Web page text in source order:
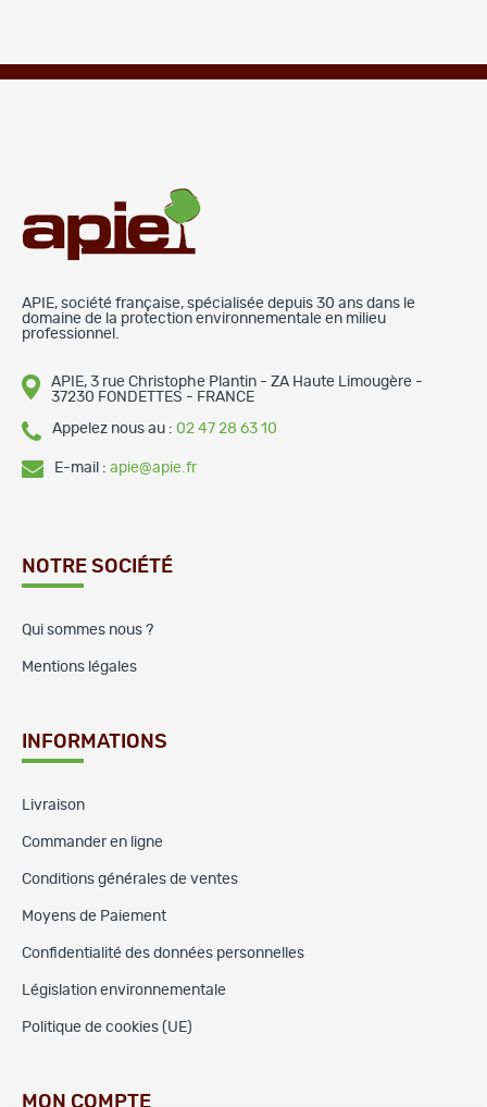
APIE, société française, spécialisée depuis 30 ans dans le
domaine de la protection environnementale en milieu
professionnel.
APIE, 3 rue Christophe Plantin - ZA Haute Limougère -
37230 FONDETTES - FRANCE
Appelez nous au : 02 47 28 63 10
E-mail : apie@apie.fr
NOTRE SOCIÉTÉ
Qui sommes nous ?
Mentions légales
INFORMATIONS
Livraison
Commander en ligne
Conditions générales de ventes
Moyens de Paiement
Confidentialité des données personnelles
Législation environnementale
Politique de cookies (UE)
MON COMPTE